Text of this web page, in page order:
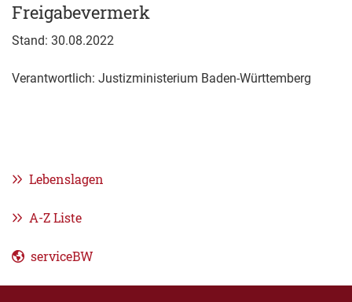
Freigabevermerk
Stand: 30.08.2022
Verantwortlich: Justizministerium Baden-Württemberg
Lebenslagen
A-Z Liste
serviceBW